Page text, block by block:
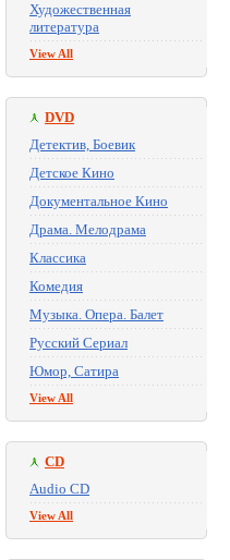
Художественная
литература
View All
DVD
Детектив, Боевик
Детское Кино
Документальное Кино
Драма. Мелодрама
Классика
Комедия
Музыка. Опера. Балет
Русский Сериал
Юмор, Сатира
View All
CD
Audio CD
View All